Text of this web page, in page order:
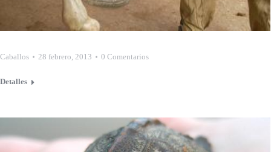
Caballos 28 febrero, 2013 0 Comentarios
Detalles